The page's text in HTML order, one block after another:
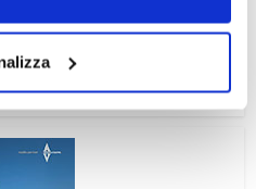
“Accetta tutti” presti
che potrai revocare in